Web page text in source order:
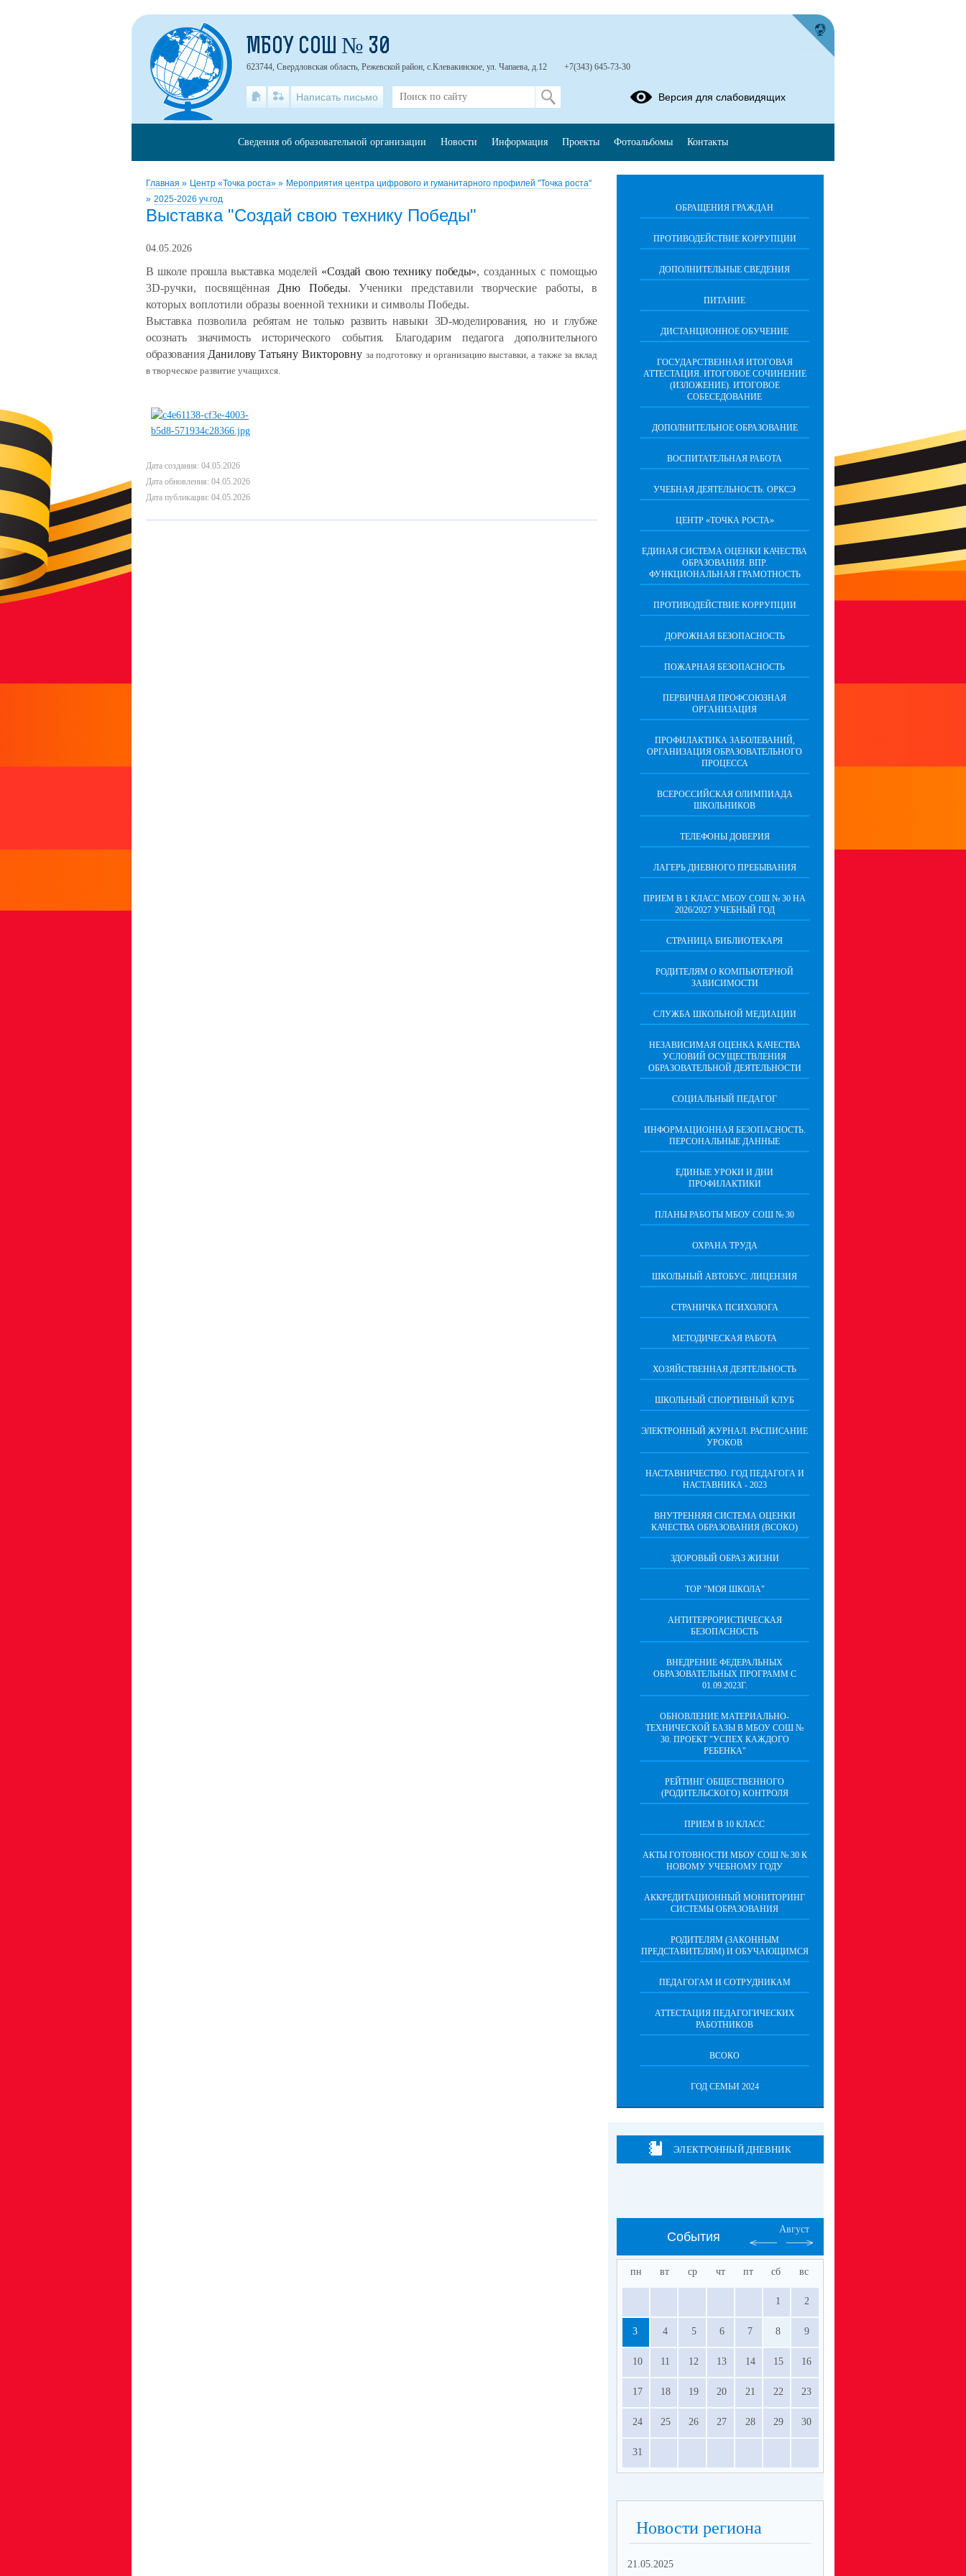
Главная » Центр «Точка роста» » Мероприятия центра цифрового и гуманитарного профилей "Точка роста"
» 2025-2026 уч.год
Выставка "Создай свою технику Победы"
04.05.2026
В школе прошла выставка моделей «Создай свою технику победы», созданных с помощью
3D-ручки, посвящённая Дню Победы. Ученики представили творческие работы, в
которых воплотили образы военной техники и символы Победы.
Выставка позволила ребятам не только развить навыки 3D-моделирования, но и глубже
осознать значимость исторического события. Благодарим педагога дополнительного
образования Данилову Татьяну Викторовну за подготовку и организацию выставки, а также за вклад
в творческое развитие учащихся.
Дата создания: 04.05.2026
Дата обновления: 04.05.2026
Дата публикации: 04.05.2026
ОБРАЩЕНИЯ ГРАЖДАН
ПРОТИВОДЕЙСТВИЕ КОРРУПЦИИ
ДОПОЛНИТЕЛЬНЫЕ СВЕДЕНИЯ
ПИТАНИЕ
ДИСТАНЦИОННОЕ ОБУЧЕНИЕ
ГОСУДАРСТВЕННАЯ ИТОГОВАЯ
АТТЕСТАЦИЯ. ИТОГОВОЕ СОЧИНЕНИЕ
(ИЗЛОЖЕНИЕ). ИТОГОВОЕ
СОБЕСЕДОВАНИЕ
ДОПОЛНИТЕЛЬНОЕ ОБРАЗОВАНИЕ
ВОСПИТАТЕЛЬНАЯ РАБОТА
УЧЕБНАЯ ДЕЯТЕЛЬНОСТЬ. ОРКСЭ
ЦЕНТР «ТОЧКА РОСТА»
ЕДИНАЯ СИСТЕМА ОЦЕНКИ КАЧЕСТВА
ОБРАЗОВАНИЯ. ВПР.
ФУНКЦИОНАЛЬНАЯ ГРАМОТНОСТЬ
ПРОТИВОДЕЙСТВИЕ КОРРУПЦИИ
ДОРОЖНАЯ БЕЗОПАСНОСТЬ
ПОЖАРНАЯ БЕЗОПАСНОСТЬ
ПЕРВИЧНАЯ ПРОФСОЮЗНАЯ
ОРГАНИЗАЦИЯ
ПРОФИЛАКТИКА ЗАБОЛЕВАНИЙ,
ОРГАНИЗАЦИЯ ОБРАЗОВАТЕЛЬНОГО
ПРОЦЕССА
ВСЕРОССИЙСКАЯ ОЛИМПИАДА
ШКОЛЬНИКОВ
ТЕЛЕФОНЫ ДОВЕРИЯ
ЛАГЕРЬ ДНЕВНОГО ПРЕБЫВАНИЯ
ПРИЕМ В 1 КЛАСС МБОУ СОШ № 30 НА
2026/2027 УЧЕБНЫЙ ГОД
СТРАНИЦА БИБЛИОТЕКАРЯ
РОДИТЕЛЯМ О КОМПЬЮТЕРНОЙ
ЗАВИСИМОСТИ
СЛУЖБА ШКОЛЬНОЙ МЕДИАЦИИ
НЕЗАВИСИМАЯ ОЦЕНКА КАЧЕСТВА
УСЛОВИЙ ОСУЩЕСТВЛЕНИЯ
ОБРАЗОВАТЕЛЬНОЙ ДЕЯТЕЛЬНОСТИ
СОЦИАЛЬНЫЙ ПЕДАГОГ
ИНФОРМАЦИОННАЯ БЕЗОПАСНОСТЬ.
ПЕРСОНАЛЬНЫЕ ДАННЫЕ
ЕДИНЫЕ УРОКИ И ДНИ
ПРОФИЛАКТИКИ
ПЛАНЫ РАБОТЫ МБОУ СОШ № 30
ОХРАНА ТРУДА
ШКОЛЬНЫЙ АВТОБУС. ЛИЦЕНЗИЯ
СТРАНИЧКА ПСИХОЛОГА
МЕТОДИЧЕСКАЯ РАБОТА
ХОЗЯЙСТВЕННАЯ ДЕЯТЕЛЬНОСТЬ
ШКОЛЬНЫЙ СПОРТИВНЫЙ КЛУБ
ЭЛЕКТРОННЫЙ ЖУРНАЛ. РАСПИСАНИЕ
УРОКОВ
НАСТАВНИЧЕСТВО. ГОД ПЕДАГОГА И
НАСТАВНИКА - 2023
ВНУТРЕННЯЯ СИСТЕМА ОЦЕНКИ
КАЧЕСТВА ОБРАЗОВАНИЯ (ВСОКО)
ЗДОРОВЫЙ ОБРАЗ ЖИЗНИ
ТОР "МОЯ ШКОЛА"
АНТИТЕРРОРИСТИЧЕСКАЯ
БЕЗОПАСНОСТЬ
ВНЕДРЕНИЕ ФЕДЕРАЛЬНЫХ
ОБРАЗОВАТЕЛЬНЫХ ПРОГРАММ С
01.09.2023Г.
ОБНОВЛЕНИЕ МАТЕРИАЛЬНО-
ТЕХНИЧЕСКОЙ БАЗЫ В МБОУ СОШ №
30. ПРОЕКТ "УСПЕХ КАЖДОГО
РЕБЕНКА"
РЕЙТИНГ ОБЩЕСТВЕННОГО
(РОДИТЕЛЬСКОГО) КОНТРОЛЯ
ПРИЕМ В 10 КЛАСС
АКТЫ ГОТОВНОСТИ МБОУ СОШ № 30 К
НОВОМУ УЧЕБНОМУ ГОДУ
АККРЕДИТАЦИОННЫЙ МОНИТОРИНГ
СИСТЕМЫ ОБРАЗОВАНИЯ
РОДИТЕЛЯМ (ЗАКОННЫМ
ПРЕДСТАВИТЕЛЯМ) И ОБУЧАЮЩИМСЯ
ПЕДАГОГАМ И СОТРУДНИКАМ
АТТЕСТАЦИЯ ПЕДАГОГИЧЕСКИХ
РАБОТНИКОВ
ВСОКО
ГОД СЕМЬИ 2024
ЭЛЕКТРОННЫЙ ДНЕВНИК
События
Август
пн вт ср чт пт сб вс
1 2
3 4 5 6 7 8 9
10 11 12 13 14 15 16
17 18 19 20 21 22 23
24 25 26 27 28 29 30
31
Новости региона
21.05.2025
МБОУ СОШ № 30
623744, Свердловская область, Режевской район, с.Клевакинское, ул. Чапаева, д.12 +7(343) 645-73-30
Написать письмо Версия для слабовидящих
Сведения об образовательной организации Новости Информация Проекты Фотоальбомы Контакты